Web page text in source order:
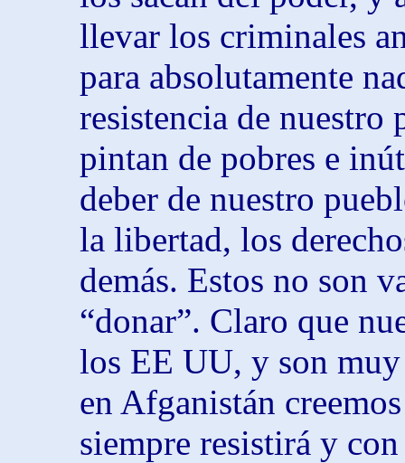
llevar los criminales
para absolutamente
resistencia de nuestro
pintan de pobres e
deber de nuestro
la libertad, los
demás. Estos no son
“donar”. Claro que
los EE UU, y son
en Afganistán
siempre resistirá y